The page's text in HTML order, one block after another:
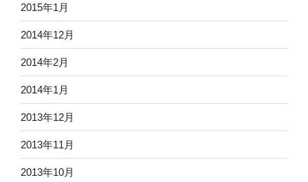
2015年1月
2014年12月
2014年2月
2014年1月
2013年12月
2013年11月
2013年10月